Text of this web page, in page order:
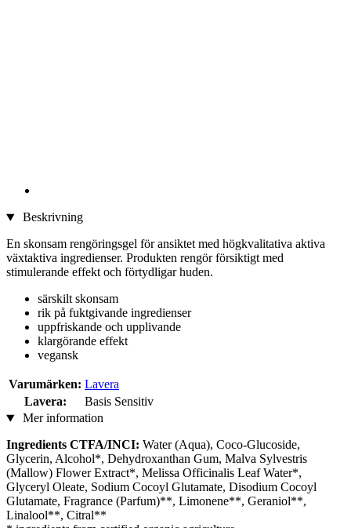
Beskrivning
En skonsam rengöringsgel för ansiktet med högkvalitativa aktiva
växtaktiva ingredienser. Produkten rengör försiktigt med
stimulerande effekt och förtydligar huden.
särskilt skonsam
rik på fuktgivande ingredienser
uppfriskande och upplivande
klargörande effekt
vegansk
Varumärken: Lavera
Lavera:
Basis Sensitiv
Mer information
Ingredients CTFA/INCI: Water (Aqua), Coco-Glucoside,
Glycerin, Alcohol*, Dehydroxanthan Gum, Malva Sylvestris
(Mallow) Flower Extract*, Melissa Officinalis Leaf Water*,
Glyceryl Oleate, Sodium Cocoyl Glutamate, Disodium Cocoyl
Glutamate, Fragrance (Parfum)**, Limonene**, Geraniol**,
Linalool**, Citral**